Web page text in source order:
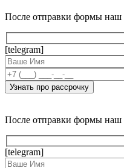
После отправки формы наш
[telegram]
После отправки формы наш
[telegram]